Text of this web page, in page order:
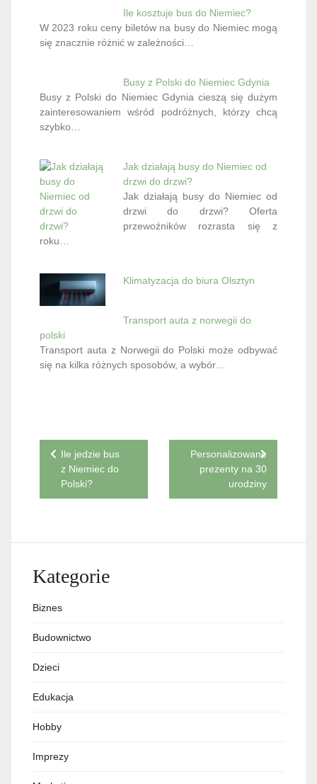
Ile kosztuje bus do Niemiec?
W 2023 roku ceny biletów na busy do Niemiec mogą
się znacznie różnić w zależności…
Busy z Polski do Niemiec Gdynia
Busy z Polski do Niemiec Gdynia cieszą się dużym
zainteresowaniem wśród podróżnych, którzy chcą
szybko…
Jak działają busy do Niemiec od
drzwi do drzwi?
Jak działają busy do Niemiec od
drzwi do drzwi? Oferta
przewoźników rozrasta się z
roku…
Klimatyzacja do biura Olsztyn
Transport auta z norwegii do
polski
Transport auta z Norwegii do Polski może odbywać
się na kilka różnych sposobów, a wybór…
Nawigacja
wpisu
Ile jedzie bus
z Niemiec do
Polski?
Personalizowane
prezenty na 30
urodziny
Kategorie
Biznes
Budownictwo
Dzieci
Edukacja
Hobby
Imprezy